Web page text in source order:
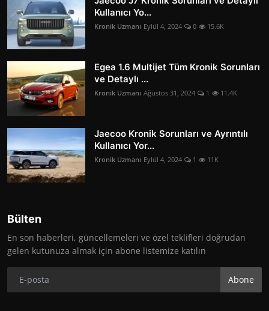
Kullanıcı Yo...
Kronik Uzmanı Eylül 4, 2024 0 15.6K
Egea 1.6 Multijet Tüm Kronik Sorunları
ve Detaylı ...
Kronik Uzmanı Ağustos 31, 2024 1 11.4K
Jaecoo Kronik Sorunları ve Ayrıntılı
Kullanıcı Yor...
Kronik Uzmanı Eylül 4, 2024 1 11K
Bülten
En son haberleri, güncellemeleri ve özel teklifleri doğrudan
gelen kutunuza almak için abone listemize katılın
Abone